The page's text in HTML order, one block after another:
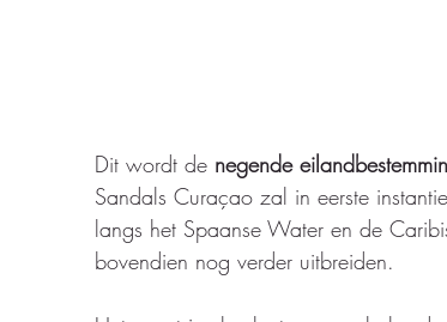
Dit wordt de negende
Sandals Curaçao zal in eerste
langs het Spaanse Water en de
bovendien nog verder uitbreiden.